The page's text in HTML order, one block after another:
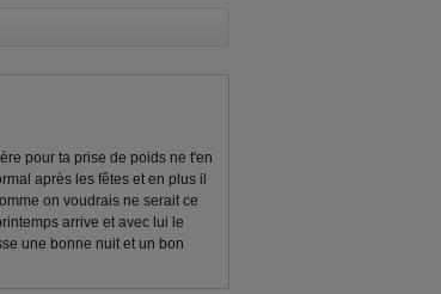
pour ta prise de poids ne t'en
après les fêtes et en plus il
on voudrais ne serait ce
arrive et avec lui le
une bonne nuit et un bon